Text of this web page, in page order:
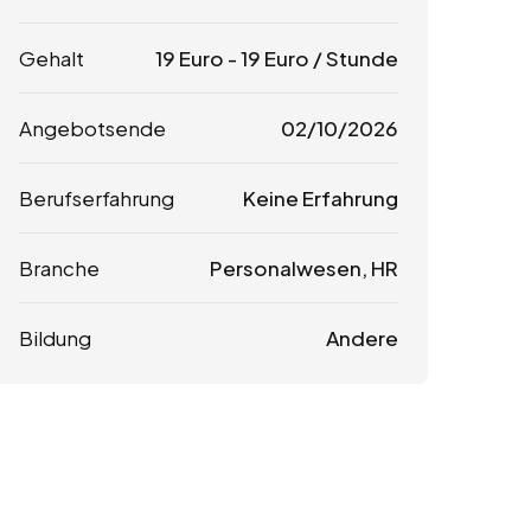
Gehalt 19 Euro -19 Euro / Stunde
Angebotsende 02/10/2026
Berufserfahrung Keine Erfahrung
Branche Personalwesen, HR
Bildung Andere